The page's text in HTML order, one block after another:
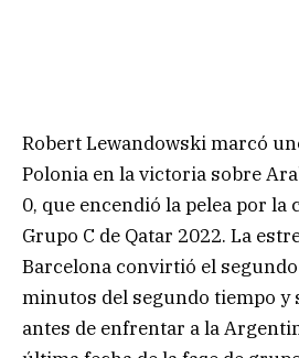
Robert Lewandowski marcó
Polonia en la victoria sobre
0, que encendió la pelea por la
Grupo C de Qatar 2022. La
Barcelona convirtió el
minutos del segundo tiempo y
antes de enfrentar a la